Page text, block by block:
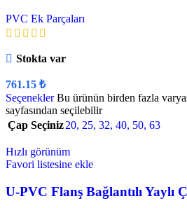
PVC Ek Parçaları
Stokta var
761.15 ₺
Seçenekler Bu ürünün birden fazla
sayfasından seçilebilir
Çap Seçiniz20, 25, 32, 40, 50, 63
Hızlı görünüm
Favori listesine ekle
U-PVC Flanş Bağlantılı Yaylı